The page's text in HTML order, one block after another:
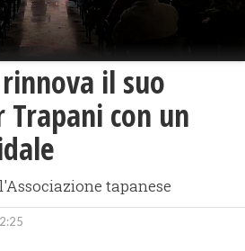
rinnova il suo
con un
tapanese